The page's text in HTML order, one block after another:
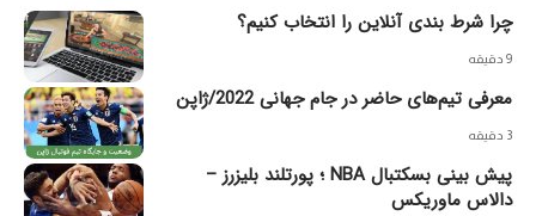
چرا شرط بندی آنلاین را انتخاب کنیم؟
9 دقیقه
معرفی تیم‌های حاضر در جام جهانی 2022/ژاپن
3 دقیقه
پیش بینی بسکتبال NBA ؛ پورتلند بلیزرز –
دالاس ماوریکس